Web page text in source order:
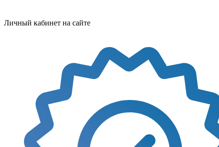
Личный кабинет на сайте